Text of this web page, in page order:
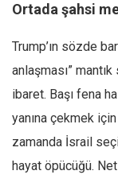
Yvonne Ridley
Barış
Ömer Kayani
Yusuf
Hasanali
Leyla Şerif
Selçuk
Ortada şahsi
Trump’ın sözde
anlaşması”
ibaret. Başı fena
yanına çekmek
zamanda İsrail
hayat öpücüğü.